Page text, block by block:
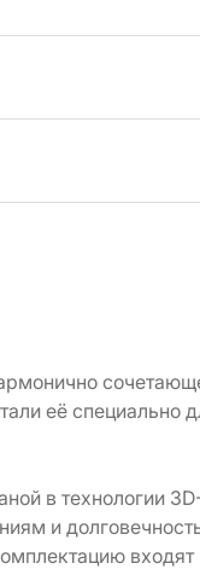
её специально
в технологии
и